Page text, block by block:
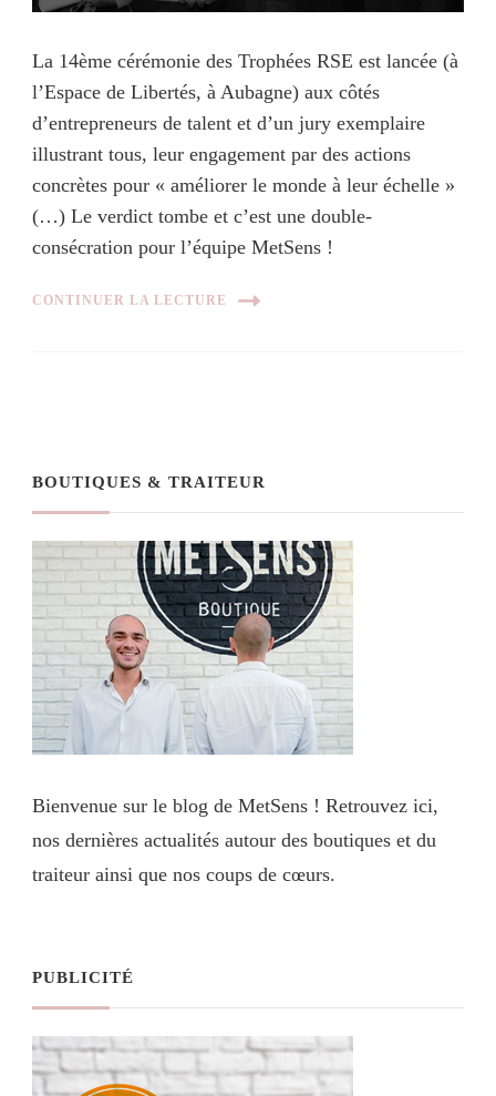
La 14ème cérémonie des Trophées RSE est lancée (à
l’Espace de Libertés, à Aubagne) aux côtés
d’entrepreneurs de talent et d’un jury exemplaire
illustrant tous, leur engagement par des actions
concrètes pour « améliorer le monde à leur échelle »
(…) Le verdict tombe et c’est une double-
consécration pour l’équipe MetSens !
CONTINUER LA LECTURE
BOUTIQUES & TRAITEUR
Bienvenue sur le blog de MetSens ! Retrouvez ici,
nos dernières actualités autour des boutiques et du
traiteur ainsi que nos coups de cœurs.
PUBLICITÉ